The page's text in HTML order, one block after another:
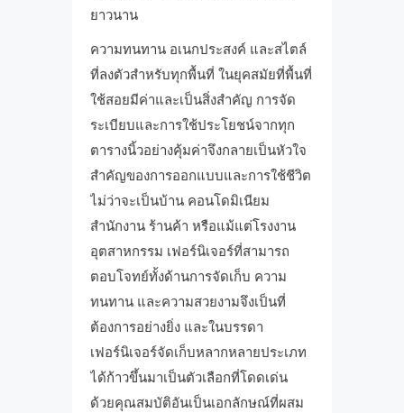
ยาวนาน
ความทนทาน อเนกประสงค์ และสไตล์
ที่ลงตัวสำหรับทุกพื้นที่ ในยุคสมัยที่พื้นที่
ใช้สอยมีค่าและเป็นสิ่งสำคัญ การจัด
ระเบียบและการใช้ประโยชน์จากทุก
ตารางนิ้วอย่างคุ้มค่าจึงกลายเป็นหัวใจ
สำคัญของการออกแบบและการใช้ชีวิต
ไม่ว่าจะเป็นบ้าน คอนโดมิเนียม
สำนักงาน ร้านค้า หรือแม้แต่โรงงาน
อุตสาหกรรม เฟอร์นิเจอร์ที่สามารถ
ตอบโจทย์ทั้งด้านการจัดเก็บ ความ
ทนทาน และความสวยงามจึงเป็นที่
ต้องการอย่างยิ่ง และในบรรดา
เฟอร์นิเจอร์จัดเก็บหลากหลายประเภท
ได้ก้าวขึ้นมาเป็นตัวเลือกที่โดดเด่น
ด้วยคุณสมบัติอันเป็นเอกลักษณ์ที่ผสม